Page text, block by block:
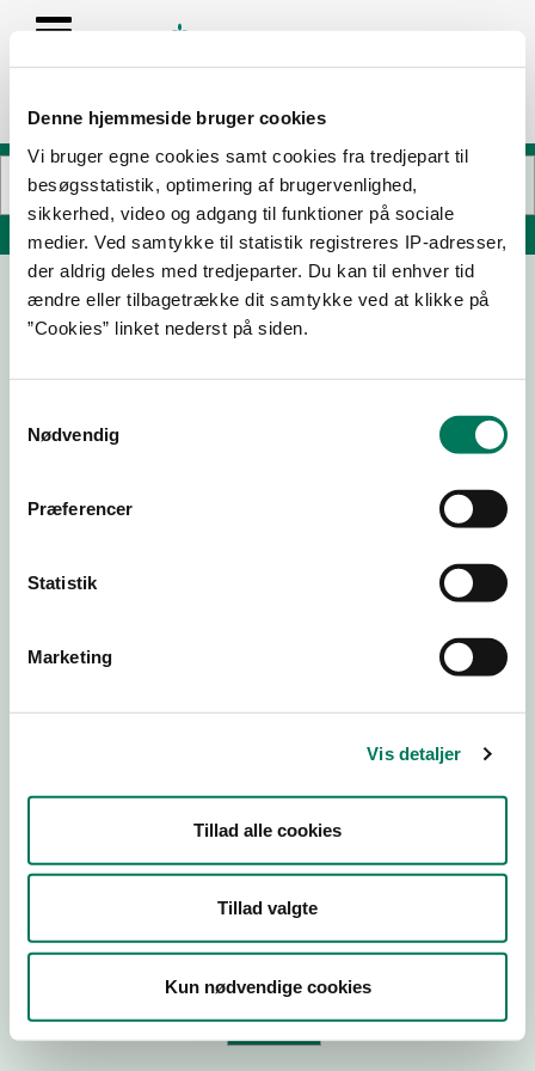
Denne hjemmeside bruger cookies
Vi bruger egne cookies samt cookies fra tredjepart til
besøgsstatistik, optimering af brugervenlighed,
sikkerhed, video og adgang til funktioner på sociale
medier. Ved samtykke til statistik registreres IP-adresser,
der aldrig deles med tredjeparter. Du kan til enhver tid
ændre eller tilbagetrække dit samtykke ved at klikke på
”Cookies” linket nederst på siden.
Nødvendig
Præferencer
Statistik
Marketing
Vis detaljer
Tillad alle cookies
Tillad valgte
Kun nødvendige cookies
Søg på adresse, postnummer, by, firmanavn
Virksomhedstype
ID-nummer
P-nr
Tilføj smiley til dit website
Kopier link til at indsætte på virksomhedens hjemmeside